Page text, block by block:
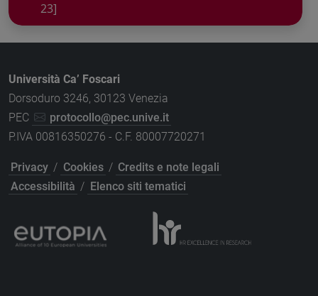
23]
Università Ca’ Foscari
Dorsoduro 3246, 30123 Venezia
PEC
protocollo@pec.unive.it
P.IVA 00816350276 - C.F. 80007720271
Privacy / Cookies / Credits e note legali
Accessibilità / Elenco siti tematici